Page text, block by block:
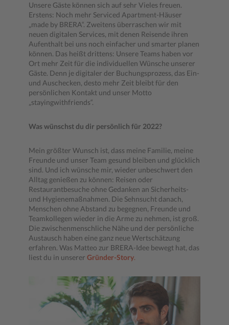
Unsere Gäste können sich auf sehr Vieles freuen.
Erstens: Noch mehr Serviced Apartment-Häuser
„made by BRERA“. Zweitens überraschen wir mit
neuen digitalen Services, mit denen Reisende ihren
Aufenthalt bei uns noch einfacher und smarter planen
können. Das heißt drittens: Unsere Teams haben vor
Ort mehr Zeit für die individuellen Wünsche unserer
Gäste. Denn je digitaler der Buchungsprozess, das Ein-
und Auschecken, desto mehr Zeit bleibt für den
persönlichen Kontakt und unser Motto
„stayingwithfriends“.
Was wünschst du dir persönlich für 2022?
Mein größter Wunsch ist, dass meine Familie, meine
Freunde und unser Team gesund bleiben und glücklich
sind. Und ich wünsche mir, wieder unbeschwert den
Alltag genießen zu können: Reisen oder
Restaurantbesuche ohne Gedanken an Sicherheits-
und Hygienemaßnahmen. Die Sehnsucht danach,
Menschen ohne Abstand zu begegnen, Freunde und
Teamkollegen wieder in die Arme zu nehmen, ist groß.
Die zwischenmenschliche Nähe und der persönliche
Austausch haben eine ganz neue Wertschätzung
erfahren. Was Matteo zur BRERA-Idee bewegt hat, das
liest du in unsererGründer-Story.